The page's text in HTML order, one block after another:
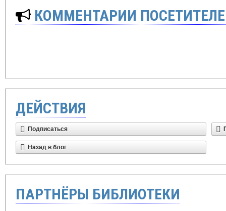
КОММЕНТАРИИ
ДЕЙСТВИЯ
Подписаться
Назад в блог
ПАРТНЁРЫ БИБЛИОТЕКИ